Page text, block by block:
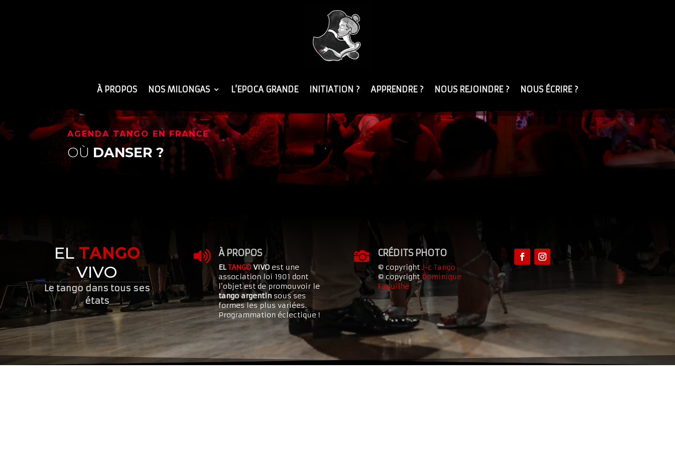
À PROPOS NOS MILONGAS L’EPOCA GRANDE INITIATION ? APPRENDRE ? NOUS REJOINDRE ? NOUS ÉCRIRE ?
AGENDA TANGO EN FRANCE
OÙ DANSER ?
EL TANGO
VIVO
Le tango dans tous ses
états
 À PROPOS
ELTANGOVIVO est une
association loi 1901 dont
l’objet est de promouvoir le
tango argentin sous ses
formes les plus variées.
Programmation éclectique !
 CRÉDITS PHOTO
© copyrightJ-c Tango
© copyright Dominique
Faduilhe